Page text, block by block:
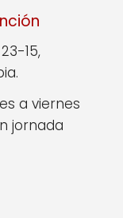
15,
a viernes
jornada